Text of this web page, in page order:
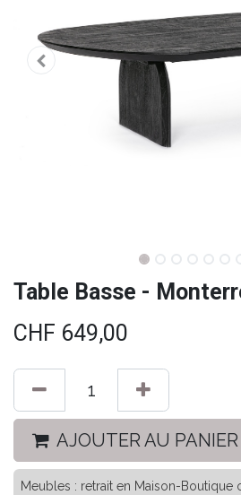
Table Basse -
CHF 649,00
AJOUTER AU PANIER
Meubles : retrait en Maison-Boutique